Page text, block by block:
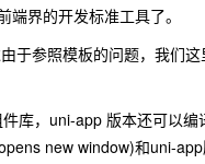
界的开发标准工具了。
于参照模板的问题，我们
库，uni-app 版本还可以
new window)和uni-app